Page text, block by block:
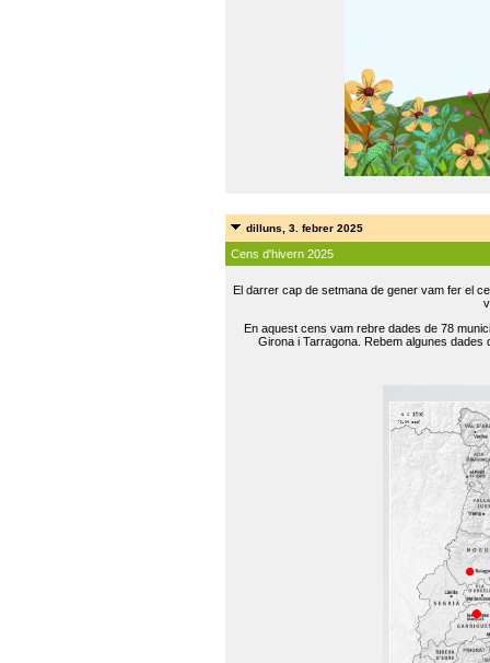
dilluns, 3. febrer 2025
Cens d'hivern 2025
El darrer cap de setmana de gener vam fer el
En aquest cens vam rebre dades de 78
Girona i Tarragona. Rebem algunes